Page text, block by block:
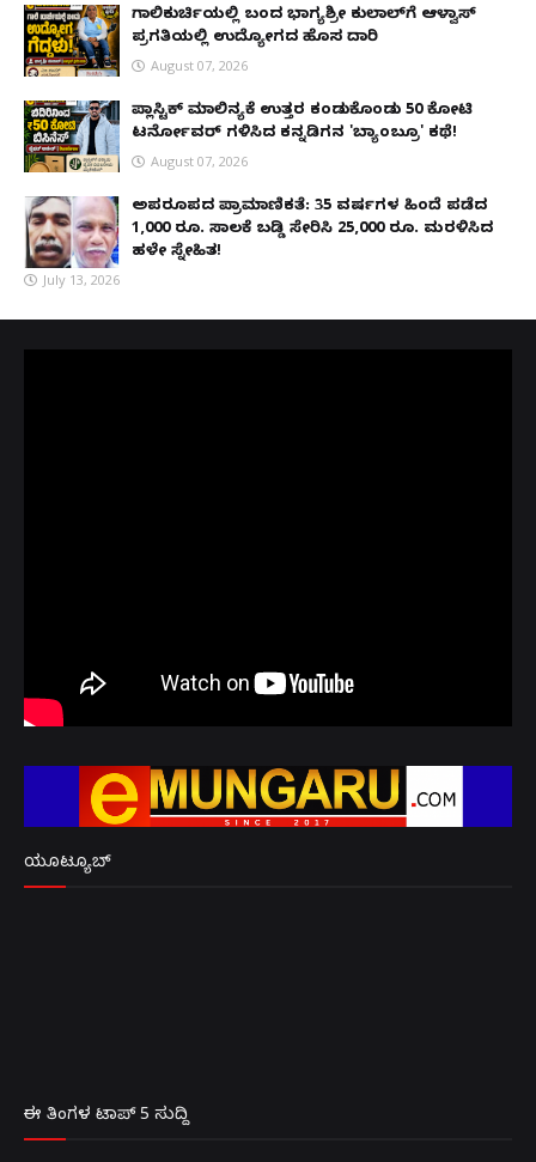
ಗಾಲಿಕುರ್ಚಿಯಲ್ಲಿ ಬಂದ ಭಾಗ್ಯಶ್ರೀ ಕುಲಾಲ್‌ಗೆ ಆಳ್ವಾಸ್
ಪ್ರಗತಿಯಲ್ಲಿ ಉದ್ಯೋಗದ ಹೊಸ ದಾರಿ
August 07, 2026
ಪ್ಲಾಸ್ಟಿಕ್ ಮಾಲಿನ್ಯಕ್ಕೆ ಉತ್ತರ ಕಂಡುಕೊಂಡು ₹50 ಕೋಟಿ
ಟರ್ನೋವರ್ ಗಳಿಸಿದ ಕನ್ನಡಿಗನ 'ಬ್ಯಾಂಬ್ರೂ' ಕಥೆ!
August 07, 2026
ಅಪರೂಪದ ಪ್ರಾಮಾಣಿಕತೆ: 35 ವರ್ಷಗಳ ಹಿಂದೆ ಪಡೆದ
1,000 ರೂ. ಸಾಲಕ್ಕೆ ಬಡ್ಡಿ ಸೇರಿಸಿ 25,000 ರೂ. ಮರಳಿಸಿದ
ಹಳೇ ಸ್ನೇಹಿತ!
July 13, 2026
ಯೂಟ್ಯೂಬ್
ಈ ತಿಂಗಳ ಟಾಪ್ 5 ಸುದ್ದಿ